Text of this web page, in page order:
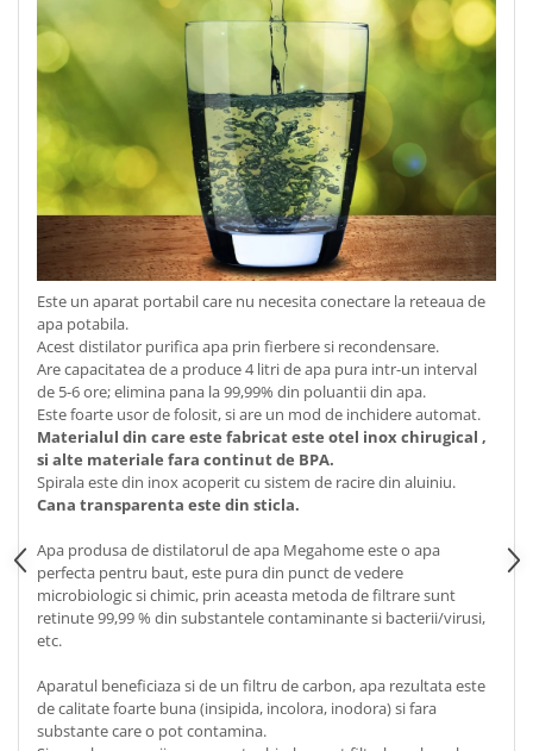
Este un aparat portabil care nu necesita conectare la reteaua de
apa potabila.
Acest distilator purifica apa prin fierbere si recondensare.
Are capacitatea de a produce 4 litri de apa pura intr-un interval
de 5-6 ore; elimina pana la 99,99% din poluantii din apa.
Este foarte usor de folosit, si are un mod de inchidere automat.
Materialul din care este fabricat este otel inox chirugical ,
si alte materiale fara continut de BPA.
Spirala este din inox acoperit cu sistem de racire din aluiniu.
Cana transparenta este din sticla.
Apa produsa de distilatorul de apa Megahome este o apa
perfecta pentru baut, este pura din punct de vedere
microbiologic si chimic, prin aceasta metoda de filtrare sunt
retinute 99,99 % din substantele contaminante si bacterii/virusi,
etc.
Aparatul beneficiaza si de un filtru de carbon, apa rezultata este
de calitate foarte buna (insipida, incolora, inodora) si fara
substante care o pot contamina.